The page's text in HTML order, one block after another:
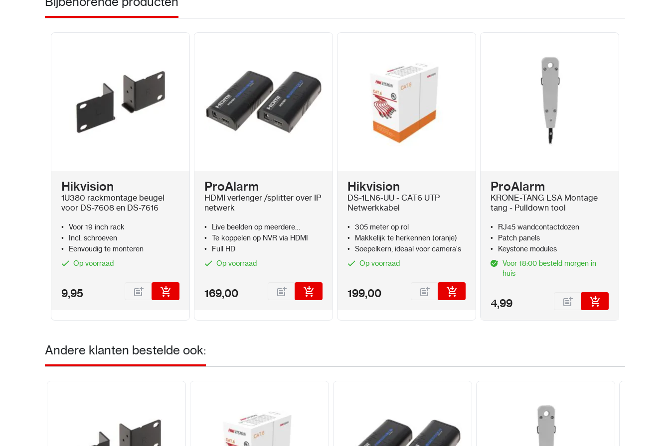
Stroom≤ 200 W
StandaardIEEE 802.3af/at
SATA2 SATA-interfaces
Capaciteit
Tot 10 TB capaciteit voor elke HDD
USB-Interface
2.0
Alarm In/Uit4/1
Consumptie
≤ 15 W (zonder HDD en PoE uit)
Werktemperatuur -10 °C tot 55 °C (14 °F tot 131 °F)
Werkvochtigheid
Afmeting (B × D × H)
385 mm × 315 mm × 52 mm (15,2" × 12,4"
× 2,0")
≤ 3 kg (zonder HDD, 6,6 lb.)
FCC
Deel 15 subdeel B, ANSI C63.4-2014
EN 55032: 2015, EN 61000-3-2, EN 61000-3-3, EN 50130-
Hikvision
1U380 rackmontage beugel
voor DS-7608 en DS-7616
Voor 19 inch rack
Incl. schroeven
Eenvoudig te monteren
Op voorraad
9,95
ProAlarm
HDMI verlenger /splitter over IP
netwerk
Live beelden op meerdere
monitoren/ TV's
Te koppelen op NVR via HDMI
Full HD
Op voorraad
169,00
Hikvision
DS-1LN6-UU - CAT6 UTP
Netwerkkabel
305 meter op rol
Makkelijk te herkennen (oranje)
Soepelkern, ideaal voor camera's
Op voorraad
199,00
ProAlarm
KRONE-TANG LSA Montage
tang - Pulldown tool
RJ45 wandcontactdozen
Patch panels
Keystone modules
Voor 18:00 besteld morgen in
huis
4,99
Andere klanten bestelde ook: